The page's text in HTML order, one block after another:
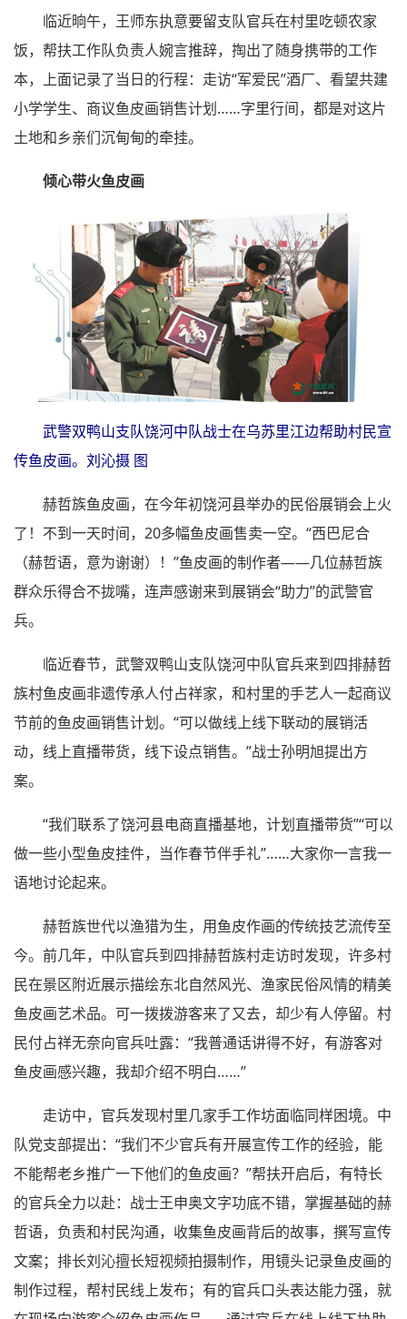
临近晌午，王师东执意要留支队官兵在村里吃顿农家
饭，帮扶工作队负责人婉言推辞，掏出了随身携带的工作
本，上面记录了当日的行程：走访“军爱民”酒厂、看望共建
小学学生、商议鱼皮画销售计划……字里行间，都是对这片
土地和乡亲们沉甸甸的牵挂。
倾心带火鱼皮画
武警双鸭山支队饶河中队战士在乌苏里江边帮助村民宣
传鱼皮画。刘沁摄 图
赫哲族鱼皮画，在今年初饶河县举办的民俗展销会上火
了！不到一天时间，20多幅鱼皮画售卖一空。“西巴尼合
（赫哲语，意为谢谢）！”鱼皮画的制作者——几位赫哲族
群众乐得合不拢嘴，连声感谢来到展销会“助力”的武警官
兵。
临近春节，武警双鸭山支队饶河中队官兵来到四排赫哲
族村鱼皮画非遗传承人付占祥家，和村里的手艺人一起商议
节前的鱼皮画销售计划。“可以做线上线下联动的展销活
动，线上直播带货，线下设点销售。”战士孙明旭提出方
案。
“我们联系了饶河县电商直播基地，计划直播带货”“可以
做一些小型鱼皮挂件，当作春节伴手礼”……大家你一言我一
语地讨论起来。
赫哲族世代以渔猎为生，用鱼皮作画的传统技艺流传至
今。前几年，中队官兵到四排赫哲族村走访时发现，许多村
民在景区附近展示描绘东北自然风光、渔家民俗风情的精美
鱼皮画艺术品。可一拨拨游客来了又去，却少有人停留。村
民付占祥无奈向官兵吐露：“我普通话讲得不好，有游客对
鱼皮画感兴趣，我却介绍不明白……”
走访中，官兵发现村里几家手工作坊面临同样困境。中
队党支部提出：“我们不少官兵有开展宣传工作的经验，能
不能帮老乡推广一下他们的鱼皮画？”帮扶开启后，有特长
的官兵全力以赴：战士王申奥文字功底不错，掌握基础的赫
哲语，负责和村民沟通，收集鱼皮画背后的故事，撰写宣传
文案；排长刘沁擅长短视频拍摄制作，用镜头记录鱼皮画的
制作过程，帮村民线上发布；有的官兵口头表达能力强，就